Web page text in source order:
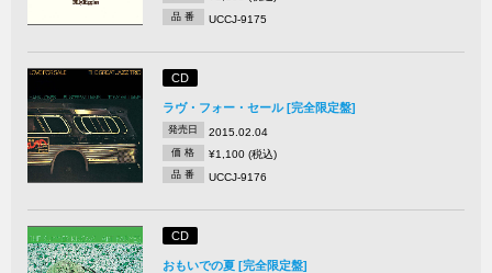
品 番 UCCJ-9175
CD
ラヴ・フォー・セール [完全限定盤]
発売日 2015.02.04
価 格 ¥1,100 (税込)
品 番 UCCJ-9176
CD
おもいでの夏 [完全限定盤]